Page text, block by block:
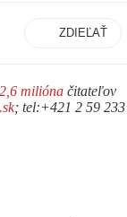
ZDIEĽAŤ
2,6 milióna čitateľov
; tel:+421 2 59 233